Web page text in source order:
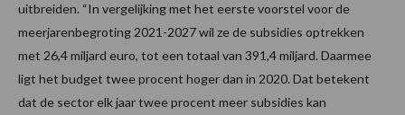
uitbreiden. “In vergelijking met het eerste voorstel voor de
meerjarenbegroting 2021-2027 wil ze de subsidies optrekken
met 26,4 miljard euro, tot een totaal van 391,4 miljard. Daarmee
ligt het budget twee procent hoger dan in 2020. Dat betekent
dat de sector elk jaar twee procent meer subsidies kan